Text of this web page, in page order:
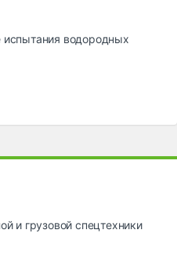
водородных
и грузовой спецтехники